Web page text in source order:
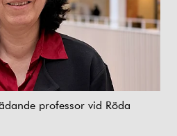
professor vid Röda